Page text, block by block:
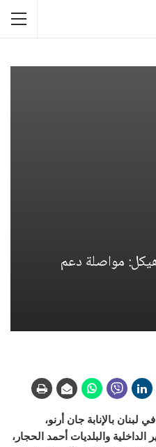
مواصلة دعم
بالإنابة جان أرنو،
والبلديات أحمد الحجار،